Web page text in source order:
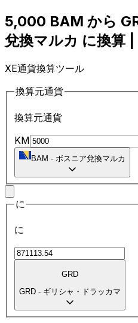
5,000 BAM から
兌換マルカ に換算 |
XE通貨換算ツール
換算元通貨
換算元通貨
KM
BAM - ボスニア兌換マルカ
に
に
GRD
GRD - ギリシャ・ドラッカマ